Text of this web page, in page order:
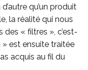
qu’un produit
la réalité qui nous
« filtres », c’est-
» est ensuite traitée
acquis au fil du